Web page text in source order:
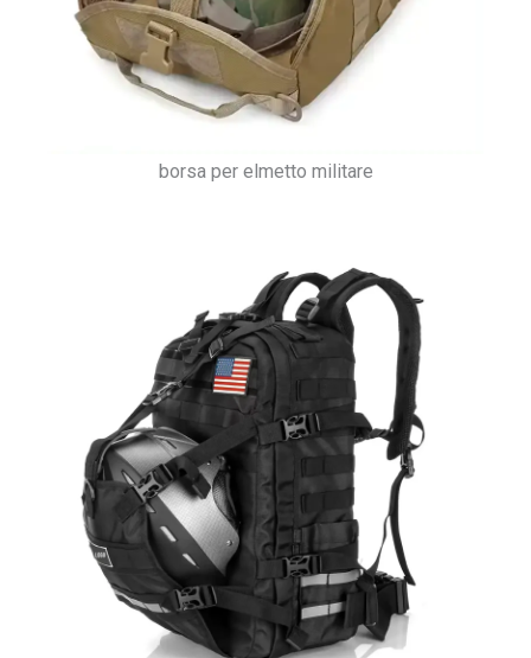
borsa per elmetto militare